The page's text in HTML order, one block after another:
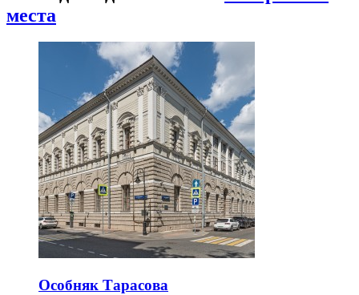
места
Особняк Тарасова